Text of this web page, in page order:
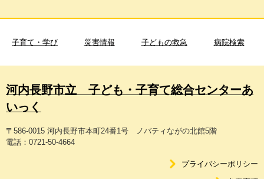
子育て・学び 災害情報 子どもの救急 病院検索
河内長野市立 子ども・子育て総合センターあ
いっく
〒586-0015 河内長野市本町24番1号 ノバティながの北館5階
電話：0721-50-4664
プライバシーポリシー